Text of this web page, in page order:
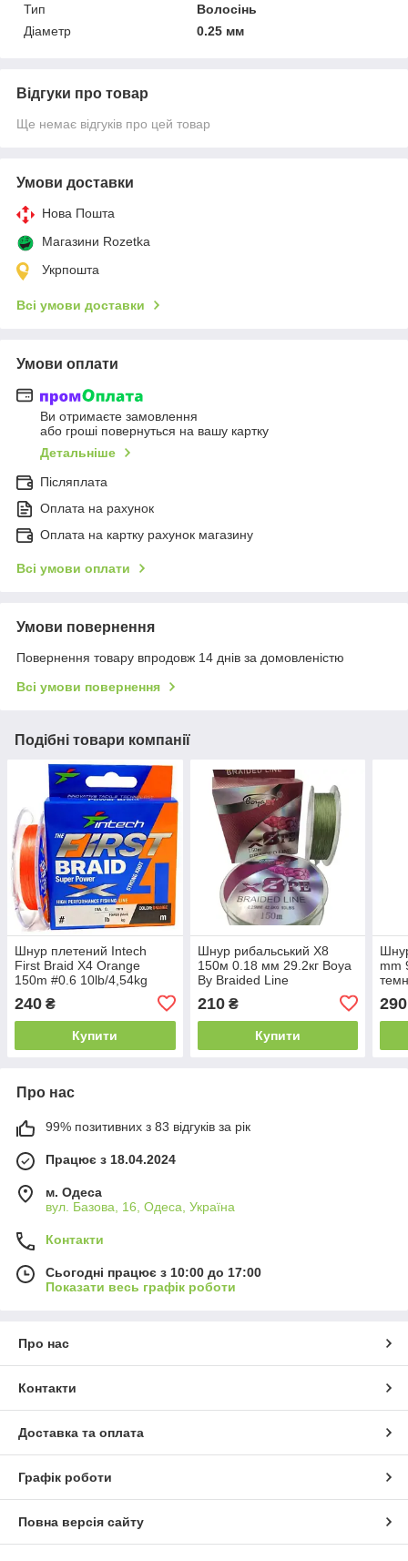
Тип
Волосінь
Діаметр
0.25 мм
Відгуки про товар
Ще немає відгуків про цей товар
Умови доставки
Нова Пошта
Магазини Rozetka
Укрпошта
Всі умови доставки
Умови оплати
Ви отримаєте замовлення
або гроші повернуться на вашу картку
Детальніше
Післяплата
Оплата на рахунок
Оплата на картку рахунок магазину
Всі умови оплати
Умови повернення
Повернення товару впродовж 14 днів за домовленістю
Всі умови повернення
Подібні товари компанії
Шнур плетений Intech
First Braid X4 Orange
150m #0.6 10lb/4,54kg
240 ₴
Купити
Шнур рибальський X8
150м 0.18 мм 29.2кг Boya
By Braided Line
210₴
Купити
mm
290
Про нас
99% позитивних з 83 відгуків за рік
Працює з 18.04.2024
м. Одеса
вул. Базова, 16, Одеса, Україна
Контакти
Сьогодні працює з 10:00 до 17:00
Показати весь графік роботи
Про нас
Контакти
Доставка та оплата
Графік роботи
Повна версія сайту